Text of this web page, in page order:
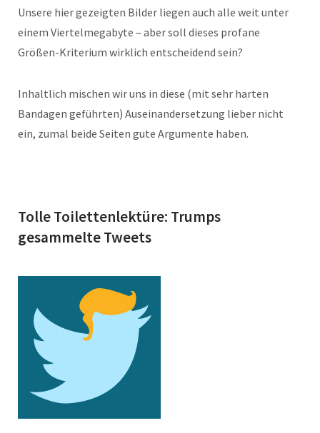
Unsere hier gezeigten Bilder liegen auch alle weit unter
einem Viertelmegabyte – aber soll dieses profane
Größen-Kriterium wirklich entscheidend sein?
Inhaltlich mischen wir uns in diese (mit sehr harten
Bandagen geführten) Auseinandersetzung lieber nicht
ein, zumal beide Seiten gute Argumente haben.
Tolle Toilettenlektüre: Trumps
gesammelte Tweets